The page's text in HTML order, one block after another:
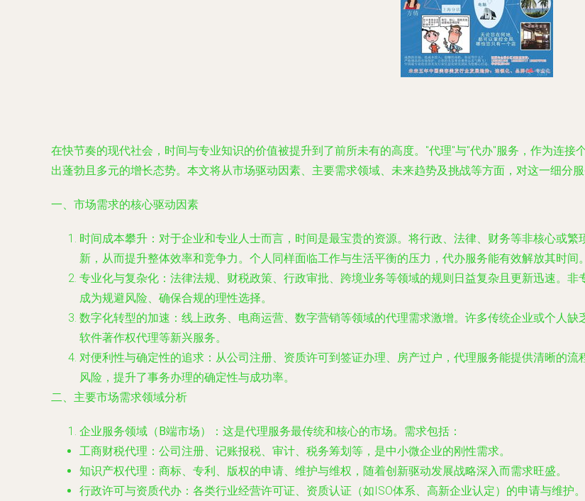
在快节奏的现代社会，时间与专业知识的价值被提升到了前所未有的高度。"代理"与"代办"服务，作为连
出蓬勃且多元的增长态势。本文将从市场驱动因素、主要需求领域、未来趋势及挑战等方面，对这一细分服
一、市场需求的核心驱动因素
时间成本攀升 ：对于企业和专业人士而言，时间是最宝贵的资源。将行政、法律、财务等非核心或
新，从而提升整体效率和竞争力。个人同样面临工作与生活平衡的压力，代办服务能有效解放其时间。
专业化与复杂化 ：法律法规、财税政策、行政审批、跨境业务等领域的规则日益复杂且更新迅速。
成为规避风险、确保合规的理性选择。
数字化转型的加速 ：线上政务、电商运营、数字营销等领域的代理需求激增。许多传统企业或个人
软件著作权代理等新兴服务。
对便利性与确定性的追求 ：从公司注册、资质许可到签证办理、房产过户，代理服务能提供清晰的
风险，提升了事务办理的确定性与成功率。
二、主要市场需求领域分析
企业服务领域（B端市场）
：这是代理服务最传统和核心的市场。需求包括：
工商财税代理 ：公司注册、记账报税、审计、税务筹划等，是中小微企业的刚性需求。
知识产权代理 ：商标、专利、版权的申请、维护与维权，随着创新驱动发展战略深入而需求旺盛。
行政许可与资质代办 ：各类行业经营许可证、资质认证（如ISO体系、高新企业认定）的申请与维护。